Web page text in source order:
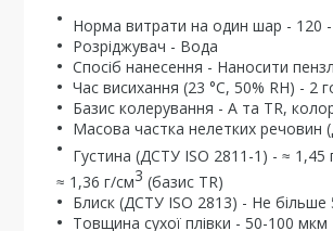
Норма витрати на один шар - 120
Розріджувач - Вода
Спосіб нанесення - Наносити
Час висихання (23 °С, 50% RH) - 2
Базис колерування - А та TR,
Масова частка нелетких речовин
Густина (ДСТУ ISO 2811-1) - ≈ 1,45
≈ 1,36 г/см3 (базис TR)
Блиск (ДСТУ ISO 2813) - Не більше
Товщина сухої плівки - 50-100 мкм